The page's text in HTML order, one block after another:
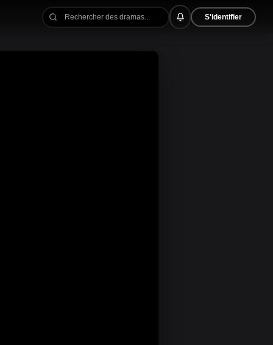
S'identifier